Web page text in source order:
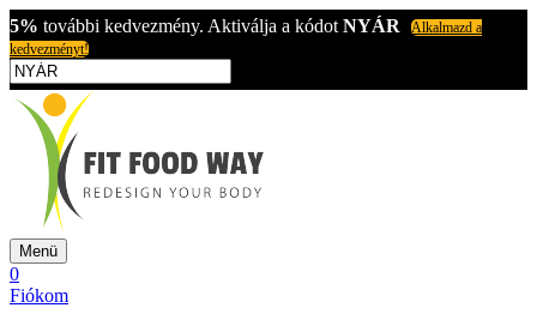
5% további kedvezmény. Aktiválja a kódot NYÁR
Alkalmazd a
kedvezményt!
Menü
0
Fiókom